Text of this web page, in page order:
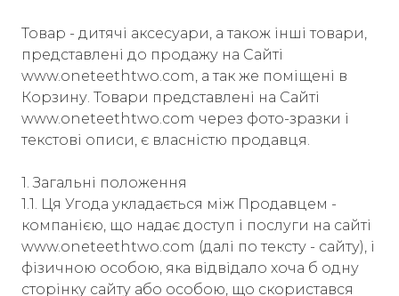
Товар - дитячі аксесуари, а також інші товари,
представлені до продажу на Сайті
www.oneteethtwo.com, а так же поміщені в
Корзину. Товари представлені на Сайті
www.oneteethtwo.com через фото-зразки і
текстові описи, є власністю продавця.
1. Загальні положення
1.1. Ця Угода укладається між Продавцем -
компанією, що надає доступ і послуги на сайті
www.oneteethtwo.com (далі по тексту - сайту), і
фізичною особою, яка відвідало хоча б одну
сторінку сайту або особою, що скористався